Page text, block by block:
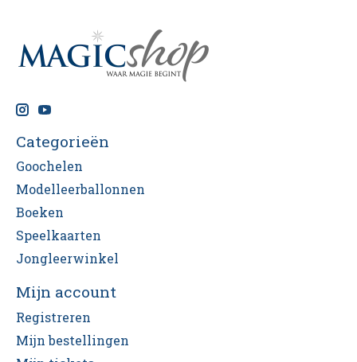
Categorieën
Goochelen
Modelleerballonnen
Boeken
Speelkaarten
Jongleerwinkel
Mijn account
Registreren
Mijn bestellingen